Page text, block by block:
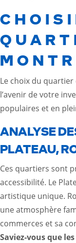
Le choix du
l’avenir de votre
populaires et en
ANALYSE
PLATEAU,
Ces quartiers sont
accessibilité. Le
artistique unique.
une atmosphère
commerces et sa
Saviez-vous que